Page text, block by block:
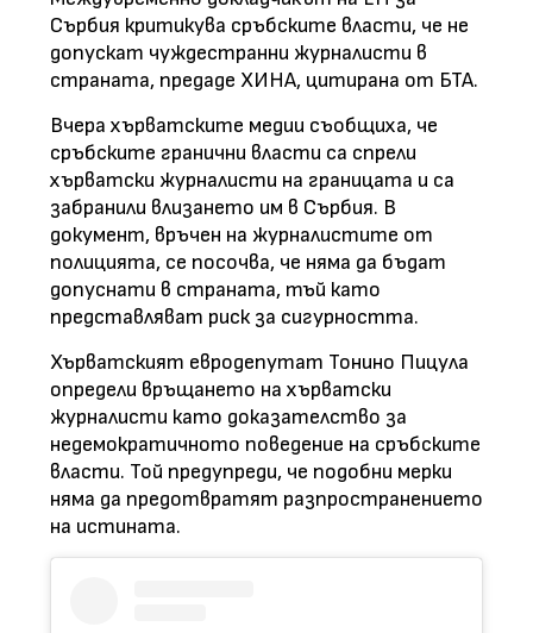
Сърбия критикува сръбските власти, че не
допускат чуждестранни журналисти в
страната, предаде ХИНА, цитирана от БТА.
Вчера хърватските медии съобщиха, че
сръбските гранични власти са спрели
хърватски журналисти на границата и са
забранили влизането им в Сърбия. В
документ, връчен на журналистите от
полицията, се посочва, че няма да бъдат
допуснати в страната, тъй като
представляват риск за сигурността.
Хърватският евродепутат Тонино Пицула
определи връщането на хърватски
журналисти като доказателство за
недемократичното поведение на сръбските
власти. Той предупреди, че подобни мерки
няма да предотвратят разпространението
на истината.